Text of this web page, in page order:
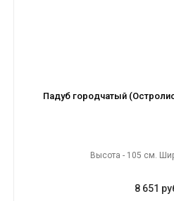
Падуб городчатый
Высота - 105 см.
8 651